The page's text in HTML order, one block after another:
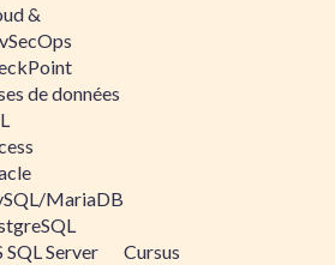
&
de données
MariaDB
SQL Server
Cursus